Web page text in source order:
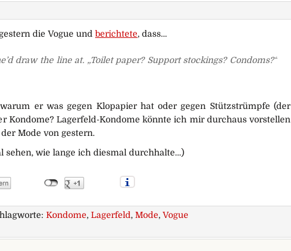
die Vogue und berichtete, dass…
draw the line at. „Toilet paper? Support stockings? Condoms?“
er was gegen Klopapier hat oder gegen Stützstrümpfe (der
Kondome? Lagerfeld-Kondome könnte ich mir durchaus vorstellen
Mode von gestern.
sehen, wie lange ich diesmal durchhalte…)
Kondome, Lagerfeld, Mode, Vogue
mag Karl Lagerfeld keine Kondome?